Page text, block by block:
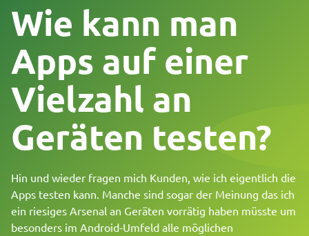
LEISTUNGEN
REFERENZEN
Wie kann man
Apps auf einer
Vielzahl an
Geräten testen?
Hin und wieder fragen mich Kunden, wie ich eigentlich die
Apps testen kann. Manche sind sogar der Meinung das ich
ein riesiges Arsenal an Geräten vorrätig haben müsste um
besonders im Android-Umfeld alle möglichen